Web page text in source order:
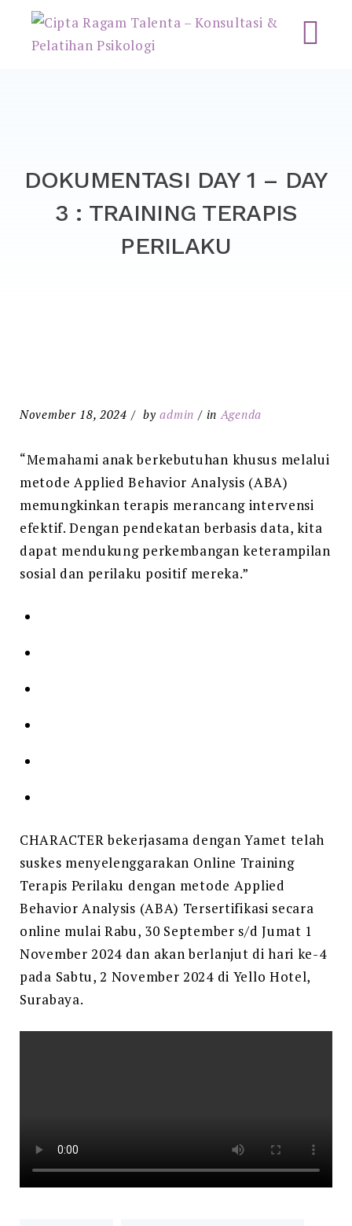
Cipta Ragam Talenta –
Konsultasi & Pelatihan
Psikologi
DOKUMENTASI DAY 1 – DAY
3 : TRAINING TERAPIS
PERILAKU
November 18, 2024 byadmin inAgenda
“Memahami anak berkebutuhan khusus melalui
metode Applied Behavior Analysis (ABA)
memungkinkan terapis merancang intervensi
efektif. Dengan pendekatan berbasis data, kita
dapat mendukung perkembangan keterampilan
sosial dan perilaku positif mereka.”
CHARACTER bekerjasama dengan Yamet telah
suskes menyelenggarakan Online Training
Terapis Perilaku dengan metode Applied
Behavior Analysis (ABA) Tersertifikasi secara
online mulai Rabu, 30 September s/d Jumat 1
November 2024 dan akan berlanjut di hari ke-4
pada Sabtu, 2 November 2024 di Yello Hotel,
Surabaya.